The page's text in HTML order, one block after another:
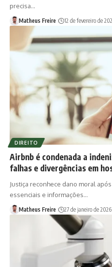
precisa…
Matheus Freire 12 de fevereiro de
DIREITO
Airbnb é condenada a
falhas e divergências em
Justiça reconhece dano moral
essenciais e informações…
Matheus Freire 27 de janeiro de 2026